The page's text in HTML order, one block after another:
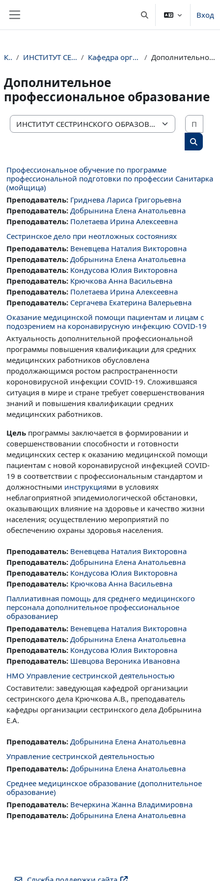
Изменить данныеВход
Курсы ИНСТИТУТ СЕСТРИНСКОГО ОБРАЗОВАНИЯ Кафедра организации сестринского дела Дополнительное профессиональное образование
Дополнительное
профессиональное образование
Категории курсов
Поиск
Профессиональное обучение по программе
профессиональной подготовки по профессии Санитарка
(мойщица)
Преподаватель: Гриднева Лариса Григорьевна
Преподаватель: Добрынина Елена Анатольевна
Преподаватель: Полетаева Ирина Алексеевна
Сестринское дело при неотложных состояниях
Преподаватель: Веневцева Наталия Викторовна
Преподаватель: Добрынина Елена Анатольевна
Преподаватель: Кондусова Юлия Викторовна
Преподаватель: Крючкова Анна Васильевна
Преподаватель: Полетаева Ирина Алексеевна
Преподаватель: Сергачева Екатерина Валерьевна
Оказание медицинской помощи пациентам и лицам с
подозрением на коронавирусную инфекцию COVID-19
Актуальность дополнительной профессиональной
программы повышения квалификации для средних
медицинских работников обусловлена
продолжающимся ростом распространенности
короновирусной инфекции COVID-19. Сложившаяся
ситуация в мире и стране требует совершенствования
знаний и повышения квалификации средних
медицинских работников.
Цель программы заключается в формировании и
совершенствовании способности и готовности
медицинских сестер к оказанию медицинской помощи
пациентам с новой коронавирусной инфекцией COVID-
19 в соответствии с профессиональным стандартом и
должностными инструкциями в условиях
неблагоприятной эпидемиологической обстановки,
оказывающих влияние на здоровье и качество жизни
населения; осуществлению мероприятий по
обеспечению охраны здоровья населения.
Преподаватель: Веневцева Наталия Викторовна
Преподаватель: Добрынина Елена Анатольевна
Преподаватель: Кондусова Юлия Викторовна
Преподаватель: Крючкова Анна Васильевна
Паллиативная помощь для среднего медицинского
персонала дополнительное профессиональное
образованиер
Преподаватель: Веневцева Наталия Викторовна
Преподаватель: Добрынина Елена Анатольевна
Преподаватель: Кондусова Юлия Викторовна
Преподаватель: Шевцова Вероника Ивановна
НМО Управление сестринской деятельностью
Составители: заведующая кафедрой организации
сестринского дела Крючкова А.В., преподаватель
кафедры организации сестринского дела Добрынина
Е.А.
Преподаватель: Добрынина Елена Анатольевна
Управление сестринской деятельностью
Преподаватель: Добрынина Елена Анатольевна
Cреднее медицинское образование (дополнительное
образование)
Преподаватель: Вечеркина Жанна Владимировна
Преподаватель: Добрынина Елена Анатольевна